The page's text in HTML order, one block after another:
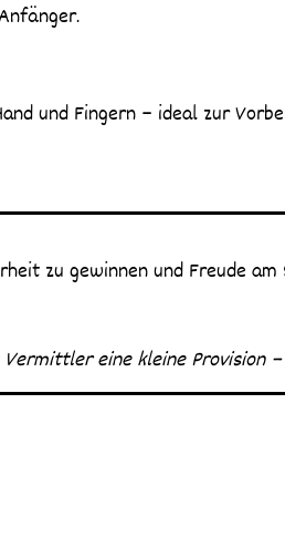
und Fingern – ideal zur
zu gewinnen und Freude am
eine kleine Provision